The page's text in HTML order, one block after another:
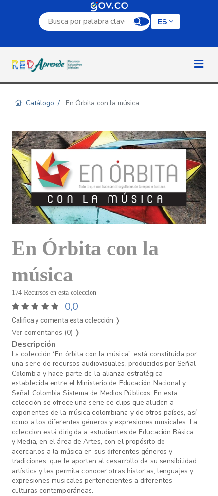
Campo de búsqueda por palabra clave
ES
Catálogo En Órbita con la música
En Órbita con la
música
174 Recursos en esta coleccion
0,0
Califica y comenta esta colección ❭
Ver comentarios (0) ❭
Descripción
La colección “En órbita con la música”, está constituida por
una serie de recursos audiovisuales, producidos por Señal
Colombia y hace parte de la alianza estratégica
establecida entre el Ministerio de Educación Nacional y
Señal Colombia Sistema de Medios Públicos. En esta
colección se ofrece una serie de clips que aluden a
exponentes de la música colombiana y de otros países, así
como a los diferentes géneros y expresiones musicales. La
colección está dirigida a estudiantes de Educación Básica
y Media, en el área de Artes, con el propósito de
acercarlos a la música en sus diferentes géneros y
tradiciones, que le aporten al desarrollo de su sensibilidad
artística y les permita conocer otras historias, lenguajes y
expresiones musicales pertenecientes a diferentes
culturas contemporáneas.